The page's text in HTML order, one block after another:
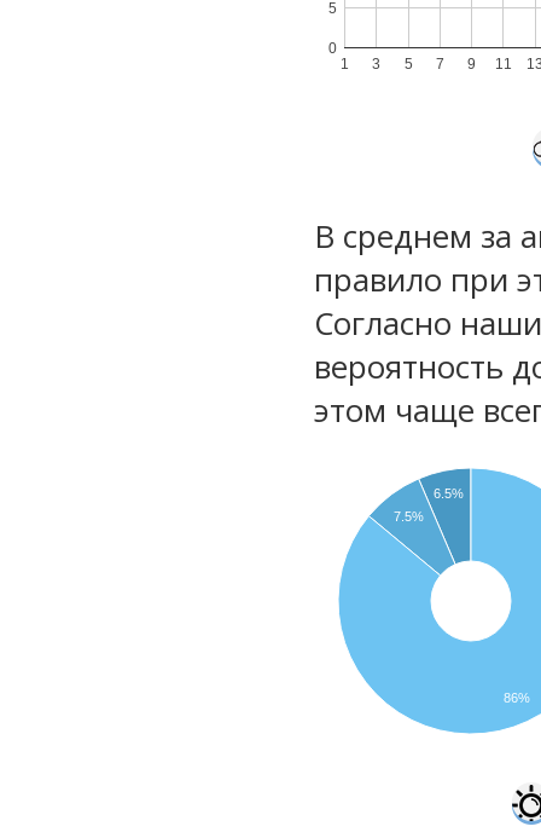
1 3 5 7 9 11
0
5
В среднем за
правило при
Согласно
вероятность
этом чаще
6.5%
7.5%
86%